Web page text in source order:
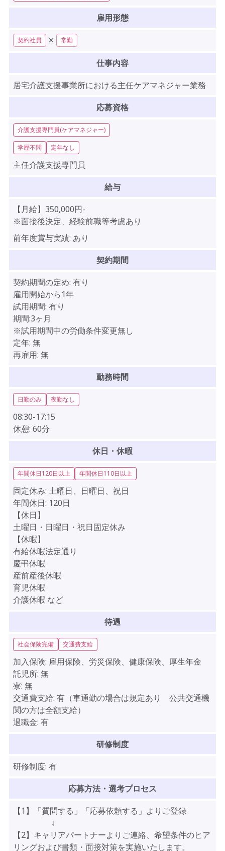
雇用形態
契約社員 ✕ 常勤
仕事内容
居宅介護支援事業所における主任ケアマネジャー業務
応募資格
介護支援専門員(ケアマネジャー)
学歴不問 定年なし
主任介護支援専門員
給与
【月給】350,000円-
※面接後決定、経験前職等考慮あり
前年度賞与実績: あり
契約期間
契約期間の定め: 有り
雇用開始から1年
試用期間: 有り
期間:3ヶ月
※試用期間中の労働条件変更無し
定年: 無
再雇用: 無
勤務時間
日勤のみ 夜勤なし
08:30-17:15
休憩: 60分
休日・休暇
年間休日120日以上 年間休日110日以上
固定休み: 土曜日、日曜日、祝日
年間休日: 120日
【休日】
土曜日・日曜日・祝日固定休み
【休暇】
有給休暇法定通り
慶弔休暇
産前産後休暇
育児休暇
介護休暇 など
待遇
社会保険完備 交通費支給
加入保険: 雇用保険、労災保険、健康保険、厚生年金
託児所: 無
寮: 無
交通費支給: 有（車通勤の場合は規定あり 公共交通機
関の方は全額支給）
退職金: 有
研修制度
研修制度: 有
応募方法・選考プロセス
【1】「質問する」「応募依頼する」よりご登録
↓
【2】キャリアパートナーよりご連絡、希望条件のヒア
リングおよび書類・面接対策を実施いたします。